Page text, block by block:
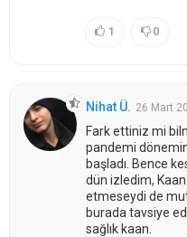
1 0
Nihat Ü. 26 Mart
Fark ettiniz mi
pandemi
başladı. Bence
dün izledim,
etmeseydi de
burada tavsiye
sağlık kaan.